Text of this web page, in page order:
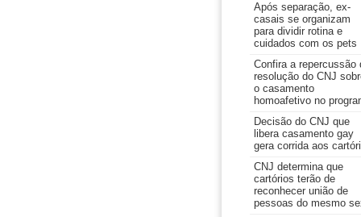
Após separação, ex-
casais se organizam
para dividir rotina e
cuidados com os pets
Confira a repercussão
resolução do CNJ
o casamento
homoafetivo no
Decisão do CNJ que
libera casamento gay
gera corrida aos
CNJ determina que
cartórios terão de
reconhecer união de
pessoas do mesmo